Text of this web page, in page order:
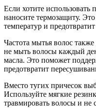
Если хотите
наносите термозащиту.
температур и
Частота мытья волос
не мыть волосы каждый
масла. Это поможет
предотвратит
Вместо тугих причесок
Используйте мягкие
травмировать волосы и не